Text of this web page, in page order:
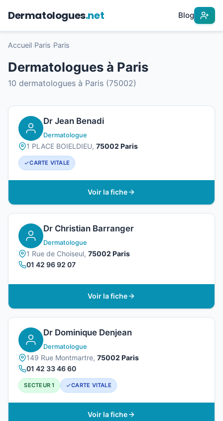
Dermatologues.net Blog
Accueil Paris Paris
Dermatologues à Paris
10 dermatologues à Paris (75002)
Dr Jean Benadi
Dermatologue
1 PLACE BOIELDIEU, 75002 Paris
CARTE VITALE
Voir la fiche
Dr Christian Barranger
Dermatologue
1 Rue de Choiseul, 75002 Paris
01 42 96 92 07
Voir la fiche
Dr Dominique Denjean
Dermatologue
149 Rue Montmartre, 75002 Paris
01 42 33 46 60
SECTEUR 1 CARTE VITALE
Voir la fiche